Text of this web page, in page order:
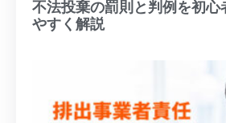
不法投棄の罰則と判例を初心
やすく解説